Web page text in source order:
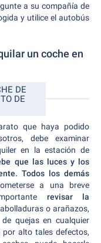
a su compañía de
y utilice el autobús
un coche en
DE
DE
que haya podido
debe examinar
en la estación de
que las luces y los
Todos los demás
a una breve
revisar la
o arañazos,
quejas en cualquier
por alto tales defectos,